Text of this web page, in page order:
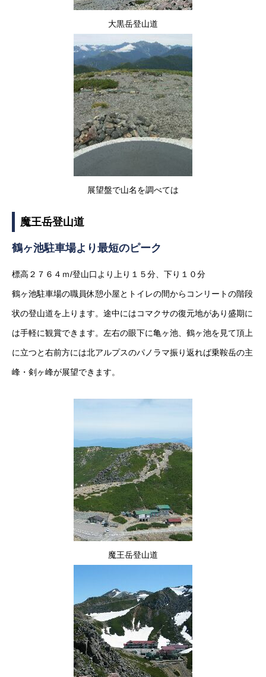
大黒岳登山道
展望盤で山名を調べては
魔王岳登山道
鶴ヶ池駐車場より最短のピーク
標高２７６４ｍ/登山口より上り１５分、下り１０分
鶴ヶ池駐車場の職員休憩小屋とトイレの間からコンリートの階段
状の登山道を上ります。途中にはコマクサの復元地があり盛期に
は手軽に観賞できます。左右の眼下に亀ヶ池、鶴ヶ池を見て頂上
に立つと右前方には北アルプスのパノラマ振り返れば乗鞍岳の主
峰・剣ヶ峰が展望できます。
魔王岳登山道